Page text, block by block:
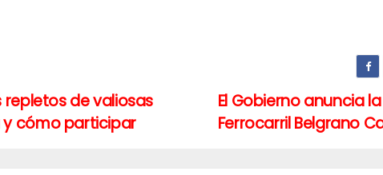
El Gobierno anuncia
Ferrocarril Belgrano
repletos de valiosas
cómo participar